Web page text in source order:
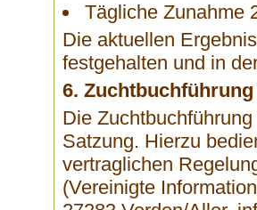
Tägliche Zunahme
Die aktuellen
festgehalten und in
6. Zuchtbuchführung
Die
Satzung. Hierzu
vertraglichen
(Vereinigte